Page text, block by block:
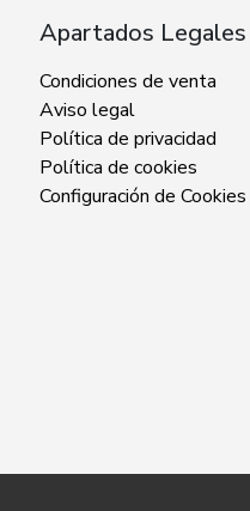
Apartados Legales
Condiciones de venta
Aviso legal
Política de privacidad
Política de cookies
Configuración de Cookies